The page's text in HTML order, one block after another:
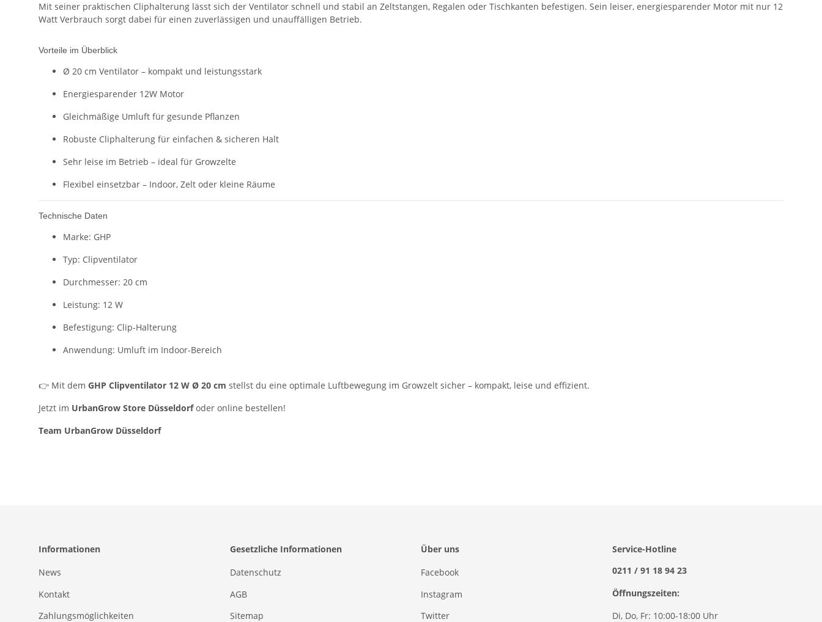
Mit seiner praktischen Cliphalterung lässt sich der Ventilator schnell und stabil an Zeltstangen, Regalen oder Tischkanten befestigen. Sein leiser, energiesparender Motor mit nur 12
Watt Verbrauch sorgt dabei für einen zuverlässigen und unauffälligen Betrieb.
Vorteile im Überblick
Ø 20 cm Ventilator – kompakt und leistungsstark
Energiesparender 12W Motor
Gleichmäßige Umluft für gesunde Pflanzen
Robuste Cliphalterung für einfachen & sicheren Halt
Sehr leise im Betrieb – ideal für Growzelte
Flexibel einsetzbar – Indoor, Zelt oder kleine Räume
Technische Daten
Marke: GHP
Typ: Clipventilator
Durchmesser: 20 cm
Leistung: 12 W
Befestigung: Clip-Halterung
Anwendung: Umluft im Indoor-Bereich
👉 Mit dem GHP Clipventilator 12 W Ø 20 cm stellst du eine optimale Luftbewegung im Growzelt sicher – kompakt, leise und effizient.
Jetzt im UrbanGrow Store Düsseldorfoder online bestellen!
Team UrbanGrow Düsseldorf
Informationen
News
Kontakt
Zahlungsmöglichkeiten
Gesetzliche Informationen
Datenschutz
AGB
Sitemap
Über uns
Facebook
Instagram
Twitter
Service-Hotline
0211 / 91 18 94 23
Öffnungszeiten:
Di, Do, Fr: 10:00-18:00 Uhr